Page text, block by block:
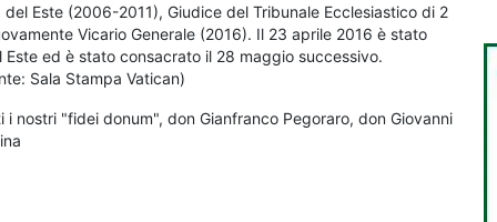
Este (2006-2011), Giudice del Tribunale Ecclesiastico di 2
Vicario Generale (2016). Il 23 aprile 2016 è stato
ed è stato consacrato il 28 maggio successivo.
Sala Stampa Vatican)
nostri "fidei donum", don Gianfranco Pegoraro, don Giovanni